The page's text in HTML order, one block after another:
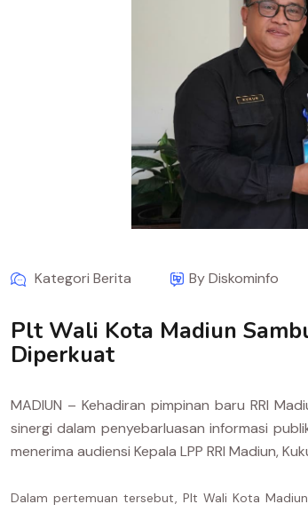
Kategori Berita By Diskominfo
Plt Wali Kota Madiun
Diperkuat
MADIUN – Kehadiran pimpinan baru RRI
sinergi dalam penyebarluasan informasi
menerima audiensi Kepala LPP RRI Madiun,
Dalam pertemuan tersebut, Plt Wali Kota